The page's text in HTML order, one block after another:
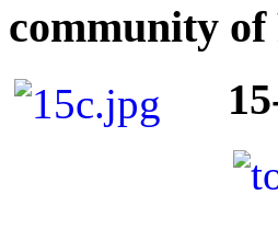
community of